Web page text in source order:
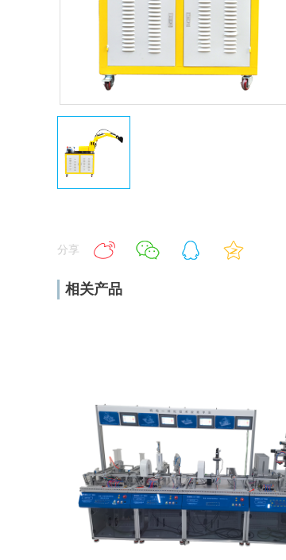
分享
相关产品